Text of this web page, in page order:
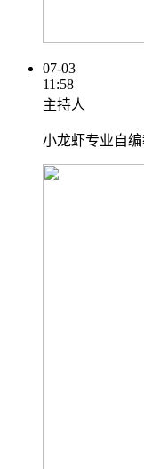
07-03
11:58
主持人
小龙虾专业自